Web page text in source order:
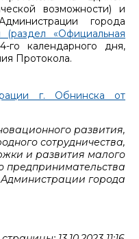
возможности) и
города
(раздел «Официальная
го календарного дня,
Протокола.
г. Обнинска от
развития,
сотрудничества,
и развития малого
предпринимательства
Администрации города